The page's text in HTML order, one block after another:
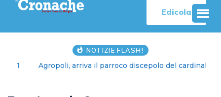
Edicola
NOTIZIE FLASH!
Agropoli, arriva il parroco discepolo del cardinale